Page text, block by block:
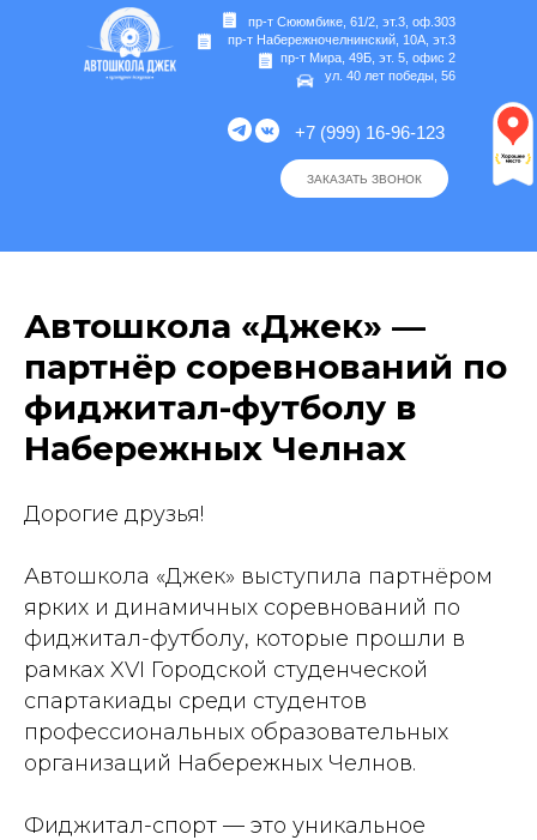
ЗАКАЗАТЬ ЗВОНОК
пр-т Сююмбике, 61/2, эт.3, оф.303
пр-т Набережночелнинский, 10А, эт.3
пр-т Мира, 49Б, эт. 5, офис 2
ул. 40 лет победы, 56
+7 (999) 16-96-123
Автошкола «Джек» —
партнёр соревнований по
фиджитал-футболу в
Набережных Челнах
Дорогие друзья!
Автошкола «Джек» выступила партнёром
ярких и динамичных соревнований по
фиджитал-футболу, которые прошли в
рамках XVI Городской студенческой
спартакиады среди студентов
профессиональных образовательных
организаций Набережных Челнов.
Фиджитал-спорт — это уникальное